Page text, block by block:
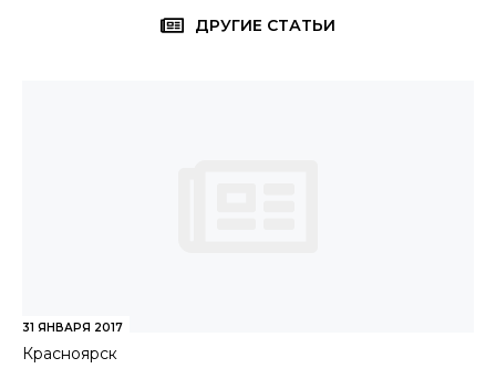
ДРУГИЕ СТАТЬИ
31 ЯНВАРЯ 2017
Красноярск